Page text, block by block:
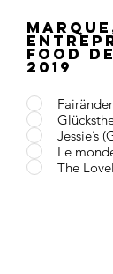
food
2019
Jessie’s
Le
The